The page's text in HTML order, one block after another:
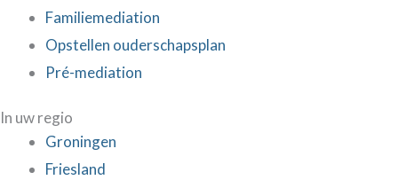
Familiemediation
Opstellen ouderschapsplan
Pré-mediation
In uw regio
Groningen
Friesland